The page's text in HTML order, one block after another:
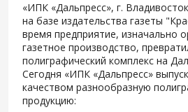
«ИПК «Дальпресс», г.
на базе издательства газеты
время предприятие, изначально
газетное производство,
полиграфический комплекс на
Сегодня «ИПК «Дальпресс»
качеством разнообразную
продукцию: